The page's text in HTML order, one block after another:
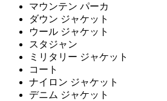
マウンテン パーカ
ダウン ジャケット
ウール ジャケット
スタジャン
ミリタリー ジャケット
コート
ナイロン ジャケット
デニム ジャケット